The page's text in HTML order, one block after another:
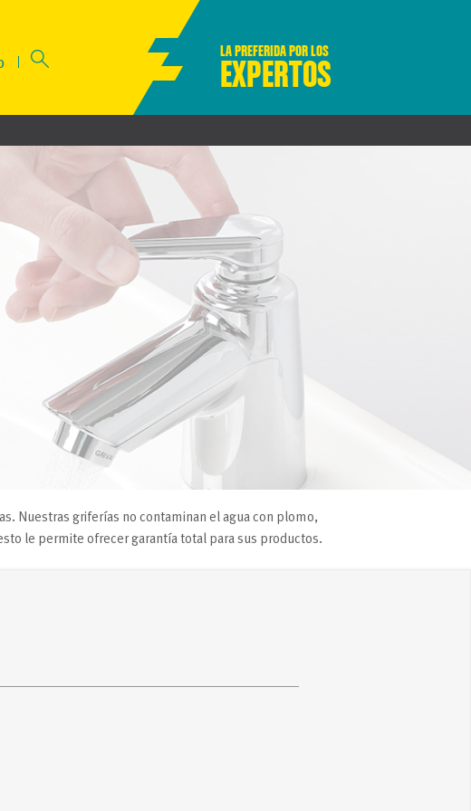
LA PREFERIDA POR LOS
EXPERTOS
Nuestras griferías no contaminan el agua con plomo,
le permite ofrecer garantía total para sus productos.